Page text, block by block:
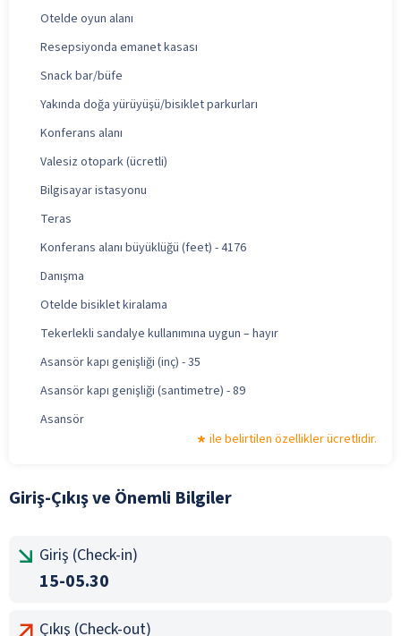
Otelde oyun alanı
Resepsiyonda emanet kasası
Snack bar/büfe
Yakında doğa yürüyüşü/bisiklet parkurları
Konferans alanı
Valesiz otopark (ücretli)
Bilgisayar istasyonu
Teras
Konferans alanı büyüklüğü (feet) - 4176
Danışma
Otelde bisiklet kiralama
Tekerlekli sandalye kullanımına uygun – hayır
Asansör kapı genişliği (inç) - 35
Asansör kapı genişliği (santimetre) - 89
Asansör
ile belirtilen özellikler ücretlidir.
Giriş-Çıkış ve Önemli Bilgiler
Giriş (Check-in)
15-05.30
Çıkış (Check-out)